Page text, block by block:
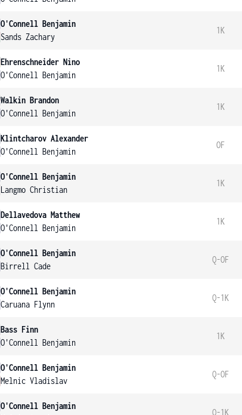
O'Connell Benjamin
Sands Zachary
1K
Ehrenschneider Nino
O'Connell Benjamin
1K
Walkin Brandon
O'Connell Benjamin
1K
Klintcharov Alexander
O'Connell Benjamin
OF
O'Connell Benjamin
Langmo Christian
1K
Dellavedova Matthew
O'Connell Benjamin
1K
O'Connell Benjamin
Birrell Cade
Q-OF
O'Connell Benjamin
Caruana Flynn
Q-1K
Bass Finn
O'Connell Benjamin
1K
O'Connell Benjamin
Melnic Vladislav
Q-OF
O'Connell Benjamin
Q-1K